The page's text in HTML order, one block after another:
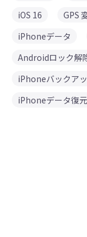
iOS 16
GPS
iPhoneデータ
Androidロック解
iPhoneバックア
iPhoneデータ復元